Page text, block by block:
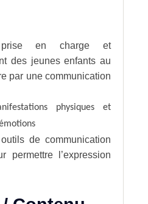
en charge et
des jeunes enfants au
par une communication
physiques et
de communication
permettre l’expression